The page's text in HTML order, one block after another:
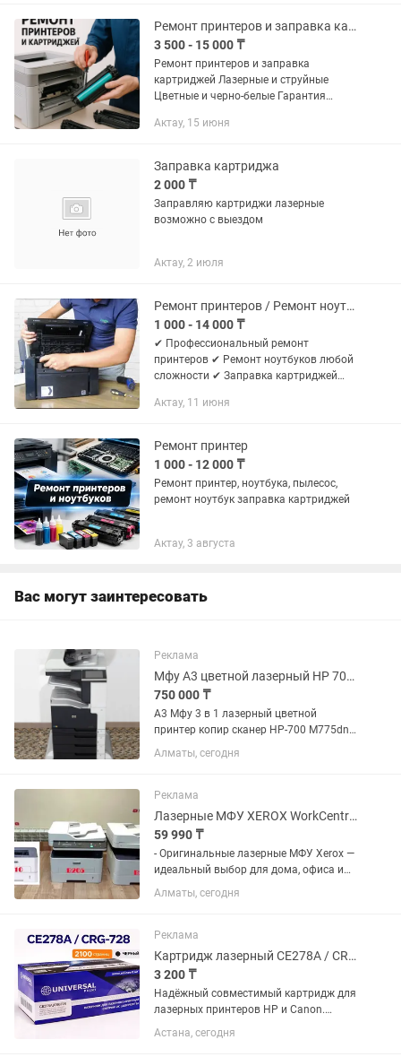
и...
Ремонт принтеров и заправка картриджей
3 500 - 15 000 ₸
Ремонт принтеров и заправка
картриджей Лазерные и струйные
Цветные и черно-белые Гарантия
Актау, 15 июня
Заправка картриджа
2 000 ₸
Заправляю картриджи лазерные
возможно с выездом
Актау, 2 июля
Ремонт принтеров / Ремонт ноутбуков
1 000 - 14 000 ₸
✔ Профессиональный ремонт
принтеров ✔ Ремонт ноутбуков любой
сложности ✔ Заправка картриджей
чернил ✔ Гарантия на работу ⚡
Актау, 11 июня
Ремонт принтер
1 000 - 12 000 ₸
Ремонт принтер, ноутбука, пылесос,
ремонт ноутбук заправка картриджей
Актау, 3 августа
Вас могут заинтересовать
Реклама
Мфу А3 цветной лазерный HP 700 M775dn - принтер, копир, сканер 3 в 1Алматы
750 000 ₸
А3 Мфу 3 в 1 лазерный цветной
принтер копир сканер HP-700 M775dn-
сеть дуплекс-Алматы Almaty
Дополнительные лотки, тумба.
ЗАПРАВЛЯЕМЫЕ-НЕ ДОРОГИЕ.
большой ресурс...
Алматы, сегодня
Реклама
Лазерные МФУ XEROX WorkCentre 3225 / B205/ B215 Надёжные и экономичные
59 990 ₸
- Оригинальные лазерные МФУ Xerox —
идеальный выбор для дома, офиса и
бизнеса. - Модели 3225 / B205 / B215
зарекомендовали себя как очень
Алматы, сегодня
Реклама
Картридж лазерный CE278A / CRG-728 (совместимый), черный
3 200 ₸
Надёжный совместимый картридж для
лазерных принтеров HP и Canon.
Обеспечивает чёткую печать
документов, отчётов и накладных без
Астана, сегодня